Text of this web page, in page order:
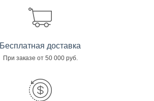
Бесплатная доставка
При заказе от 50 000 руб.